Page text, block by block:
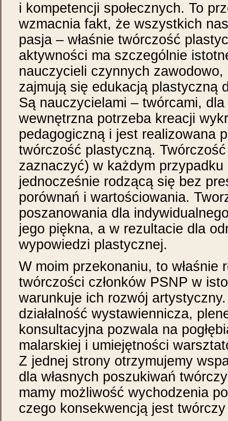
i kompetencji społecznych. To
wzmacnia fakt, że wszystkich
pasja – właśnie twórczość
aktywności ma szczególnie
nauczycieli czynnych
zajmują się edukacją plastyczną
Są nauczycielami – twórcami,
wewnętrzna potrzeba kreacji
pedagogiczną i jest realizowana
twórczość plastyczną.
zaznaczyć) w każdym przypadku
jednocześnie rodzącą się bez
porównań i wartościowania.
poszanowania dla
jego piękna, a w rezultacie dla
wypowiedzi plastycznej.
W moim przekonaniu, to właśnie
twórczości członków PSNP w
warunkuje ich rozwój
działalność wystawiennicza,
konsultacyjna pozwala na
malarskiej i umiejętności
Z jednej strony otrzymujemy
dla własnych poszukiwań
mamy możliwość wychodzenia
czego konsekwencją jest